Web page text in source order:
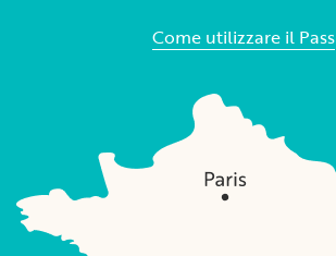
Come utilizzare il Pass